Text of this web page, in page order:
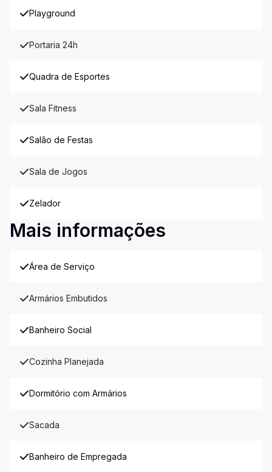
Playground
Portaria 24h
Quadra de Esportes
Sala Fitness
Salão de Festas
Sala de Jogos
Zelador
Mais informações
Área de Serviço
Armários Embutidos
Banheiro Social
Cozinha Planejada
Dormitório com Armários
Sacada
Banheiro de Empregada